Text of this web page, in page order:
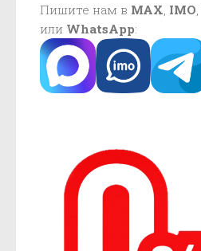
Пишите нам в MAX IMO
или WhatsApp: